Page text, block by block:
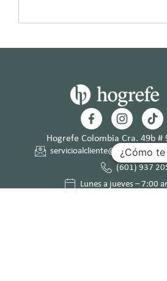
Hogrefe Colombia Cra. 49b #
servicioalcliente@hogrefe.co
(601) 937
Lunes a jueves – 7:00
¿Cómo